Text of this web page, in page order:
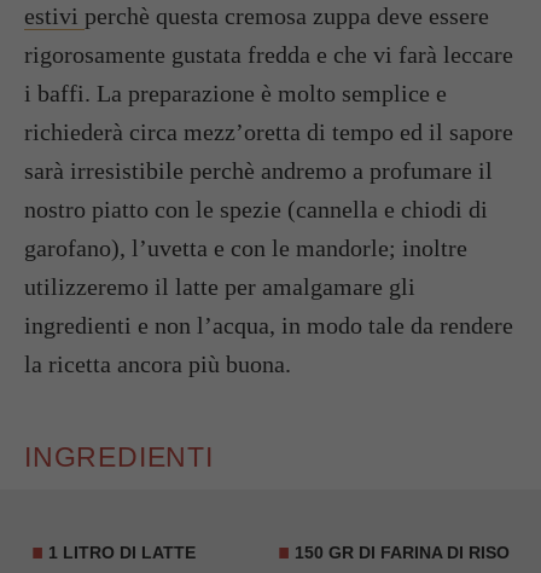
estivi perchè questa cremosa zuppa deve essere
rigorosamente gustata fredda e che vi farà leccare
i baffi. La preparazione è molto semplice e
richiederà circa mezz’oretta di tempo ed il sapore
sarà irresistibile perchè andremo a profumare il
nostro piatto con le spezie (cannella e chiodi di
garofano), l’uvetta e con le mandorle; inoltre
utilizzeremo il latte per amalgamare gli
ingredienti e non l’acqua, in modo tale da rendere
la ricetta ancora più buona.
INGREDIENTI
1 LITRO DI LATTE 150 GR DI FARINA DI RISO